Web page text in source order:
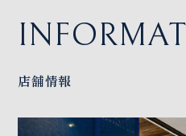
店舗情報